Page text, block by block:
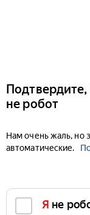
Подтвердите,
не робот
Нам очень жаль, но
автоматические.
Я не